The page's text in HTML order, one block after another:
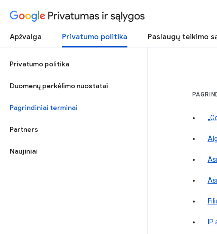
Privatumas ir sąlygos
Apžvalga Privatumo politika Paslaugų teikimo
Privatumo politika
Duomenų perkėlimo nuostatai
Pagrindiniai terminai
Partners
Naujiniai